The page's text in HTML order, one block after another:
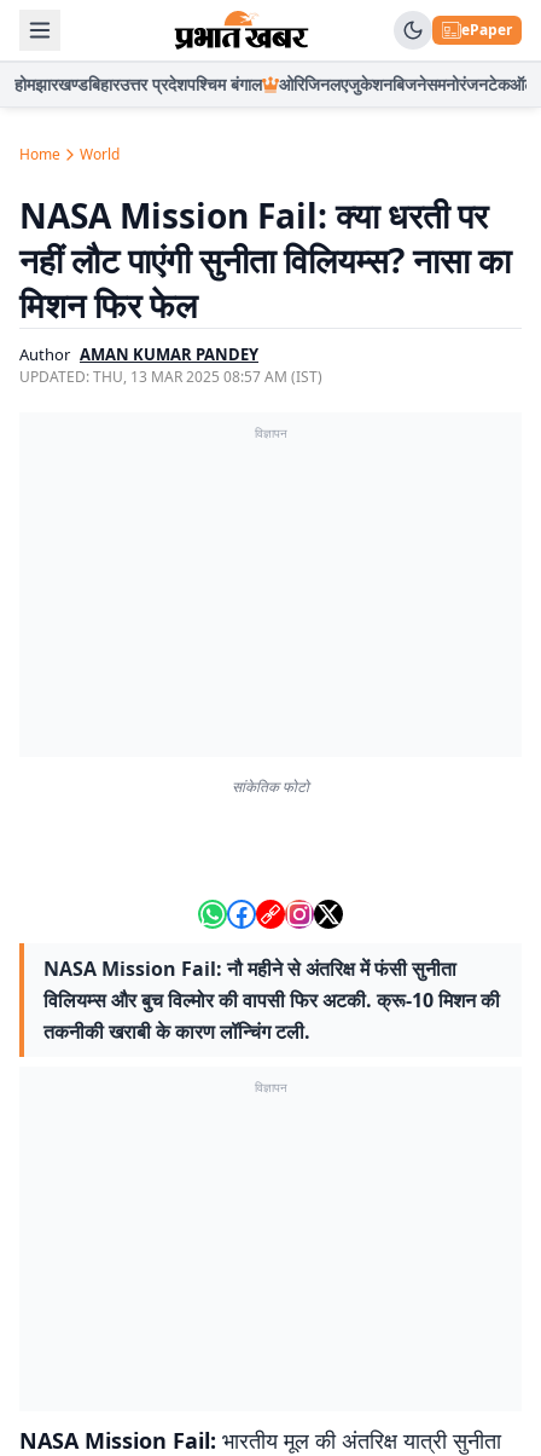
ePaper
होमझारखण्डबिहारउत्तर प्रदेशपश्चिम बंगाल ओरिजिनलएजुकेशनबिजनेसमनोरंजनटेकऑटो
Home World
NASA Mission Fail: क्या धरती पर
नहीं लौट पाएंगी सुनीता विलियम्स? नासा का
मिशन फिर फेल
Author AMAN KUMAR PANDEY
UPDATED:THU, 13 MAR 2025 08:57 AM (IST)
विज्ञापन
सांकेतिक फोटो
NASA Mission Fail: नौ महीने से अंतरिक्ष में फंसी सुनीता
विलियम्स और बुच विल्मोर की वापसी फिर अटकी. क्रू-10 मिशन की
तकनीकी खराबी के कारण लॉन्चिंग टली.
विज्ञापन
NASA Mission Fail: भारतीय मूल की अंतरिक्ष यात्री सुनीता